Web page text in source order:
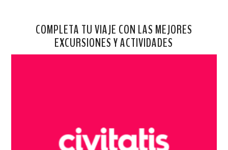
COMPLETA TU VIAJE CON LAS MEJORES
EXCURSIONES Y ACTIVIDADES